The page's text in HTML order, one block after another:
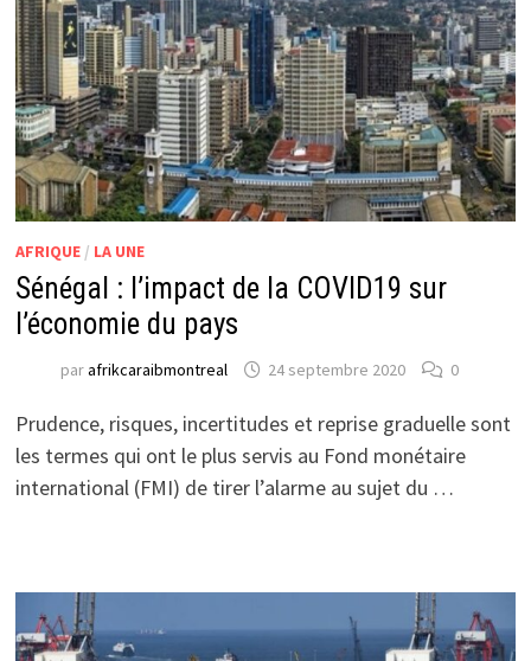
AFRIQUE/ LA UNE
Sénégal : l’impact de la COVID19 sur
l’économie du pays
parafrikcaraibmontreal 24 septembre 2020 0
Prudence, risques, incertitudes et reprise graduelle sont
les termes qui ont le plus servis au Fond monétaire
international (FMI) de tirer l’alarme au sujet du …